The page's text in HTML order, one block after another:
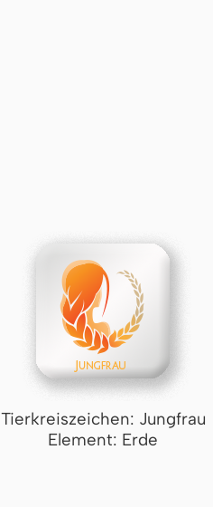
Tierkreiszeichen: Jungfrau
Element: Erde